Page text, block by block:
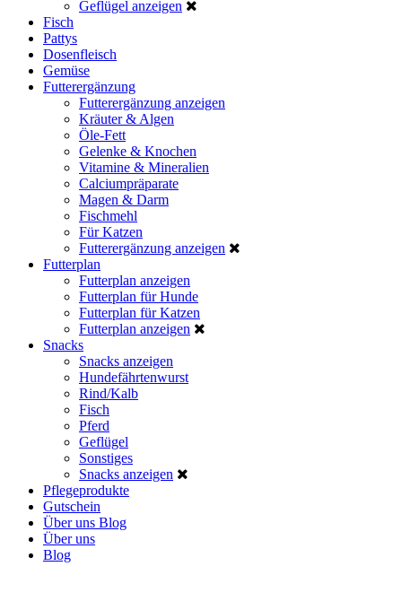
Geflügel anzeigen
Fisch
Pattys
Dosenfleisch
Gemüse
Futterergänzung
Futterergänzung anzeigen
Kräuter & Algen
Öle-Fett
Gelenke & Knochen
Vitamine & Mineralien
Calciumpräparate
Magen & Darm
Fischmehl
Für Katzen
Futterergänzung anzeigen
Futterplan
Futterplan anzeigen
Futterplan für Hunde
Futterplan für Katzen
Futterplan anzeigen
Snacks
Snacks anzeigen
Hundefährtenwurst
Rind/Kalb
Fisch
Pferd
Geflügel
Sonstiges
Snacks anzeigen
Pflegeprodukte
Gutschein
Über uns Blog
Über uns
Blog